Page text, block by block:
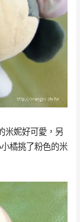
米妮好可愛，另
橘挑了粉色的米